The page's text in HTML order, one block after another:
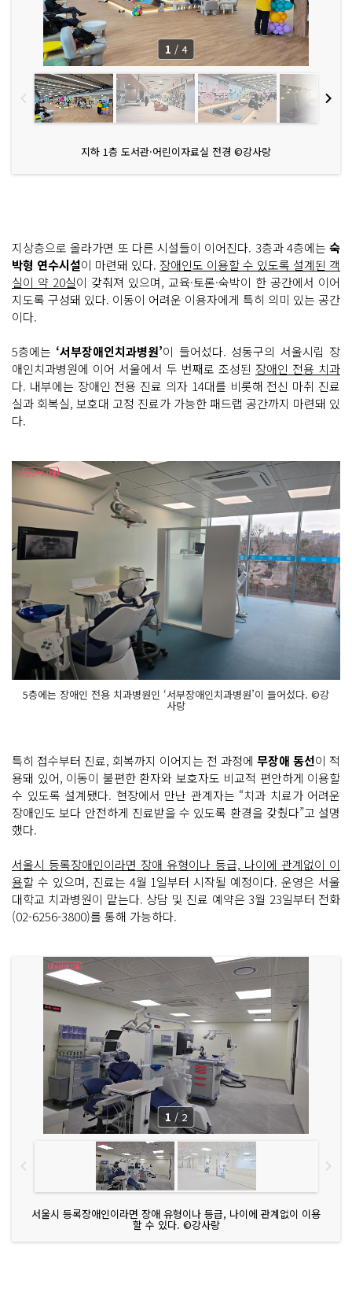
지하 1층 도서관·어린이자료실 전경 ©강사랑
1 / 4
지상층으로 올라가면 또 다른 시설들이 이어진다. 3층과 4층에는 숙
박형 연수시설이 마련돼 있다. 장애인도 이용할 수 있도록 설계된 객
실이 약 20실이 갖춰져 있으며, 교육·토론·숙박이 한 공간에서 이어
지도록 구성돼 있다. 이동이 어려운 이용자에게 특히 의미 있는 공간
이다.
5층에는 ‘서부장애인치과병원’이 들어섰다. 성동구의 서울시립 장
애인치과병원에 이어 서울에서 두 번째로 조성된 장애인 전용 치과
다. 내부에는 장애인 전용 진료 의자 14대를 비롯해 전신 마취 진료
실과 회복실, 보호대 고정 진료가 가능한 패드랩 공간까지 마련돼 있
다.
5층에는 장애인 전용 치과병원인 ‘서부장애인치과병원’이 들어섰다. ©강
사랑
특히 접수부터 진료, 회복까지 이어지는 전 과정에 무장애 동선이 적
용돼 있어, 이동이 불편한 환자와 보호자도 비교적 편안하게 이용할
수 있도록 설계됐다. 현장에서 만난 관계자는 “치과 치료가 어려운
장애인도 보다 안전하게 진료받을 수 있도록 환경을 갖췄다”고 설명
했다.
서울시 등록장애인이라면 장애 유형이나 등급, 나이에 관계없이 이
용할 수 있으며, 진료는 4월 1일부터 시작될 예정이다. 운영은 서울
대학교 치과병원이 맡는다. 상담 및 진료 예약은 3월 23일부터 전화
(02-6256-3800)를 통해 가능하다.
서울시 등록장애인이라면 장애 유형이나 등급, 나이에 관계없이 이용
할 수 있다. ©강사랑
1 / 2